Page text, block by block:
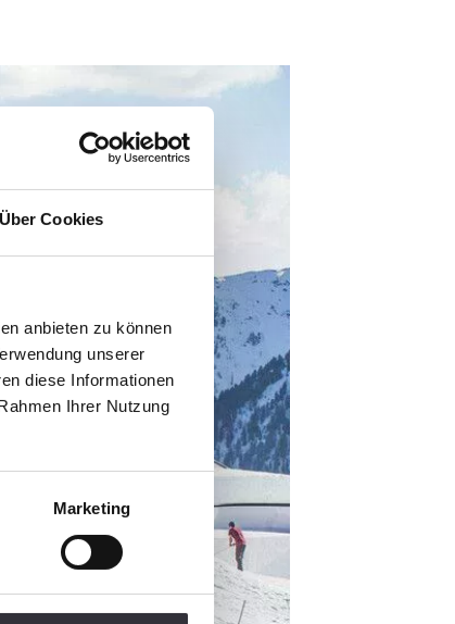
Über Cookies
anbieten zu können
unserer
diese Informationen
Ihrer Nutzung
Marketing